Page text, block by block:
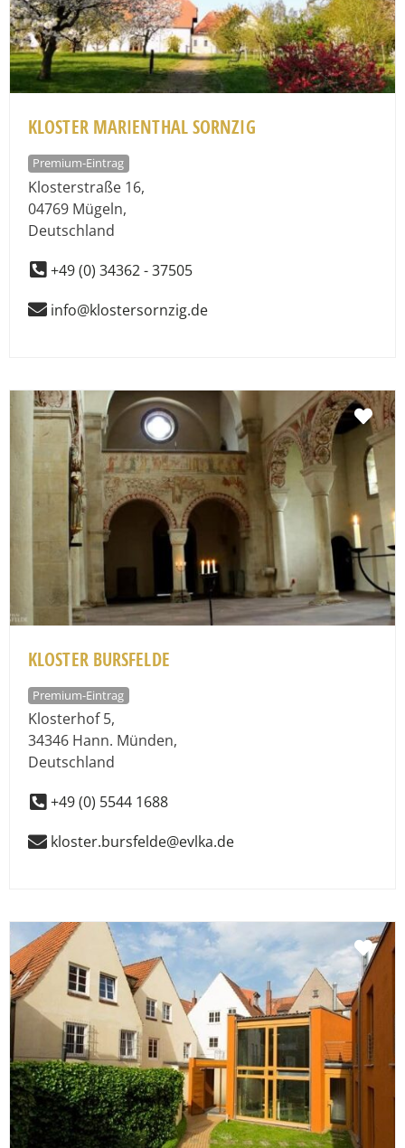
KLOSTER MARIENTHAL SORNZIG
Premium-Eintrag
Klosterstraße 16,
04769 Mügeln,
Deutschland
+49 (0) 34362 - 37505
info@klostersornzig.de
KLOSTER BURSFELDE
Premium-Eintrag
Klosterhof 5,
34346 Hann. Münden,
Deutschland
+49 (0) 5544 1688
kloster.bursfelde@evlka.de